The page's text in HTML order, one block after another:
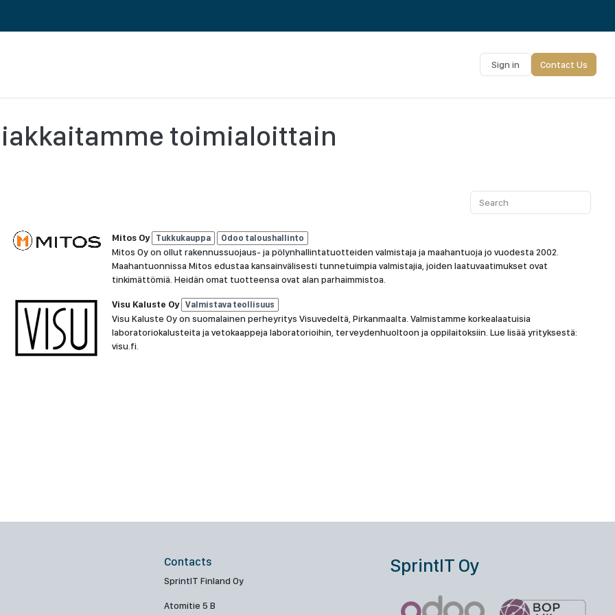
Sign in Contact Us
toimialoittain
Mitos Oy Tukkukauppa Odoo taloushallinto
Mitos Oy on ollut rakennussuojaus- ja pölynhallintatuotteiden valmistaja ja maahantuoja jo vuodesta 2002.
Maahantuonnissa Mitos edustaa kansainvälisesti tunnetuimpia valmistajia, joiden laatuvaatimukset ovat
tinkimättömiä. Heidän omat tuotteensa ovat alan parhaimmistoa.
Visu Kaluste Oy Valmistava teollisuus
Visu Kaluste Oy on suomalainen perheyritys Visuvedeltä, Pirkanmaalta. Valmistamme korkealaatuisia
laboratoriokalusteita ja vetokaappeja laboratorioihin, terveydenhuoltoon ja oppilaitoksiin. Lue lisää yrityksestä:
visu.fi.
Contacts
SprintIT Finland Oy
Atomitie 5 B
SprintIT Oy